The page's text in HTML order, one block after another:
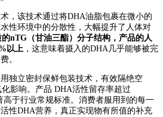
，该技术通过将DHA油脂包裹在微小的
性环境中的分散性，大幅提升了人体对
nTG（甘油三酯）分子结构，产品的人
以上 ，这意味着摄入的DHA几乎能够被完
。
独立密封保鲜包装技术，有效隔绝空
影响。产品 DHA活性留存率超过
高于行业常规标准。消费者服用到的每一
性DHA营养，真正实现物有所值的补充